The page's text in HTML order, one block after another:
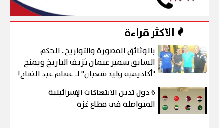
الأكثر قراءة
بالوثائق المصورة والتواريخ.. الحكم
السابق سمير عثمان يُزيف التاريخ ويمنح
"أكاديمية وليد شعبان" لـ عصام عبد الفتاح!
6 دول تدين الانتهاكات الإسرائيلية
المتواصلة في قطاع غزة